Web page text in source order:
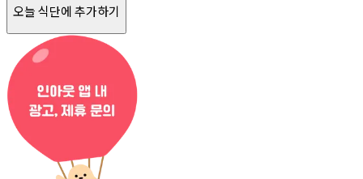
오늘 식단에 추가하기